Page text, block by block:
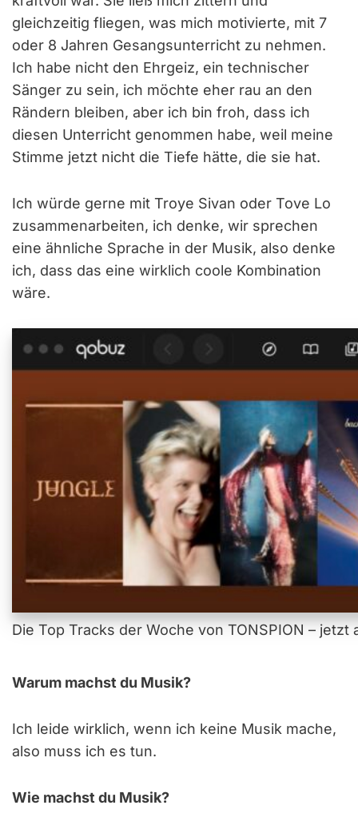
gleichzeitig fliegen, was mich motivierte, mit 7
oder 8 Jahren Gesangsunterricht zu nehmen.
Ich habe nicht den Ehrgeiz, ein technischer
Sänger zu sein, ich möchte eher rau an den
Rändern bleiben, aber ich bin froh, dass ich
diesen Unterricht genommen habe, weil meine
Stimme jetzt nicht die Tiefe hätte, die sie hat.
Ich würde gerne mit Troye Sivan oder Tove Lo
zusammenarbeiten, ich denke, wir sprechen
eine ähnliche Sprache in der Musik, also denke
ich, dass das eine wirklich coole Kombination
wäre.
Die Top Tracks der Woche von TONSPION –
Warum machst du Musik?
Ich leide wirklich, wenn ich keine Musik mache,
also muss ich es tun.
Wie machst du Musik?